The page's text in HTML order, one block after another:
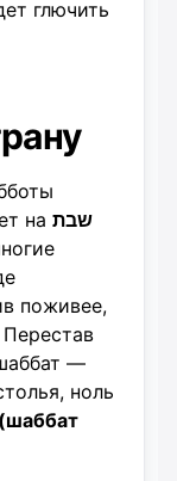
глючить
на שבת
поживее,
Перестав
—
ноль